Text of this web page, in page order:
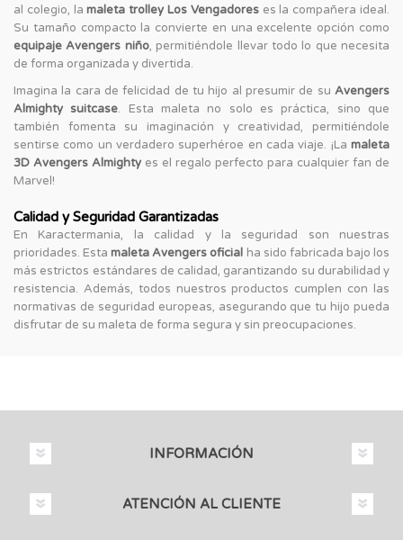
al colegio, lamaleta trolley Los Vengadoreses la compañera ideal.
Su tamaño compacto la convierte en una excelente opción como
equipaje Avengers niño, permitiéndole llevar todo lo que necesita
de forma organizada y divertida.
Imagina la cara de felicidad de tu hijo al presumir de su Avengers
Almighty suitcase. Esta maleta no solo es práctica, sino que
también fomenta su imaginación y creatividad, permitiéndole
sentirse como un verdadero superhéroe en cada viaje. ¡La maleta
3D Avengers Almighty es el regalo perfecto para cualquier fan de
Marvel!
Calidad y Seguridad Garantizadas
En Karactermania, la calidad y la seguridad son nuestras
prioridades. Estamaleta Avengers oficial ha sido fabricada bajo los
más estrictos estándares de calidad, garantizando su durabilidad y
resistencia. Además, todos nuestros productos cumplen con las
normativas de seguridad europeas, asegurando que tu hijo pueda
disfrutar de su maleta de forma segura y sin preocupaciones.
INFORMACIÓN
ATENCIÓN AL CLIENTE